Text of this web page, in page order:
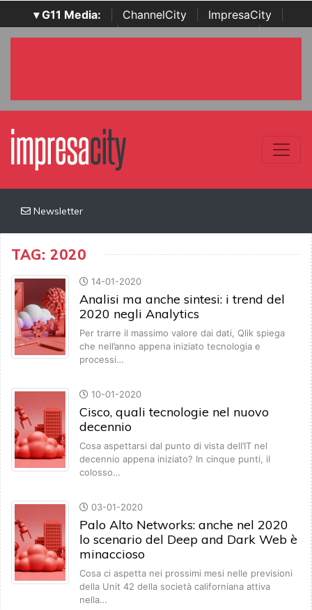
▾ G11 Media: ChannelCity ImpresaCity
SecurityOpenLab | Italian Channel Awards | Italian
Newsletter
TAG: 2020
14-01-2020
Analisi ma anche sintesi: i trend del
2020 negli Analytics
Per trarre il massimo valore dai dati, Qlik spiega
che nell’anno appena iniziato tecnologia e
processi…
10-01-2020
Cisco, quali tecnologie nel nuovo
decennio
Cosa aspettarsi dal punto di vista dell’IT nel
decennio appena iniziato? In cinque punti, il
colosso…
03-01-2020
Palo Alto Networks: anche nel 2020
lo scenario del Deep and Dark Web è
minaccioso
Cosa ci aspetta nei prossimi mesi nelle previsioni
della Unit 42 della società californiana attiva
nella…